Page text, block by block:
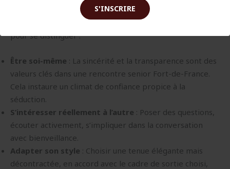
S'INSCRIRE
Le guide cougar 2025 met en avant quelques règles d’or
pour se distinguer :
Être soi-même : La sincérité et la transparence sont des
valeurs clés dans une rencontre senior Fort-de-France.
Cela instaure un climat de confiance propice à la
séduction.
S’intéresser réellement à l’autre : Poser des questions,
écouter activement, s’impliquer dans la conversation
avec bienveillance.
Adapter son style : Choisir une tenue élégante mais
décontractée, en accord avec le cadre de sortie choisi,